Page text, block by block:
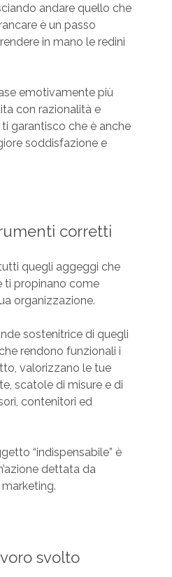
andare quello che
è un passo
in mano le redini
emotivamente più
con razionalità e
garantisco che è anche
soddisfazione e
corretti
quegli aggeggi che
ti propinano come
organizzazione.
sostenitrice di quegli
rendono funzionali i
valorizzano le tue
scatole di misure e di
contenitori ed
“indispensabile” è
dettata da
svolto